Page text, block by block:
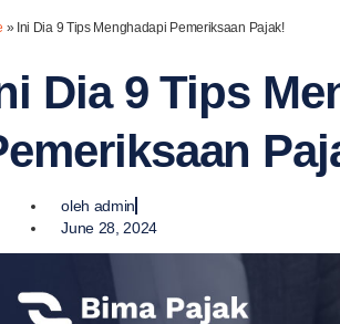
» Ini Dia 9 Tips Menghadapi Pemeriksaan Pajak!
Dia 9 Tips
oleh admin
June 28, 2024